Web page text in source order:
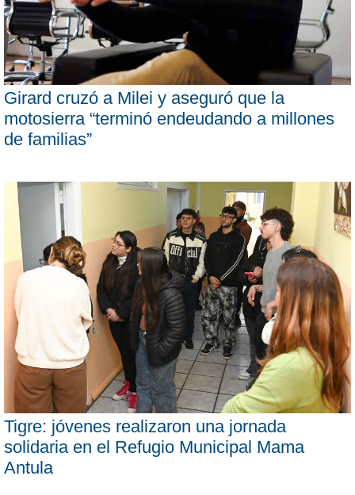
Girard cruzó a Milei y aseguró que la
motosierra “terminó endeudando a millones
de familias”
Tigre: jóvenes realizaron una jornada
solidaria en el Refugio Municipal Mama
Antula